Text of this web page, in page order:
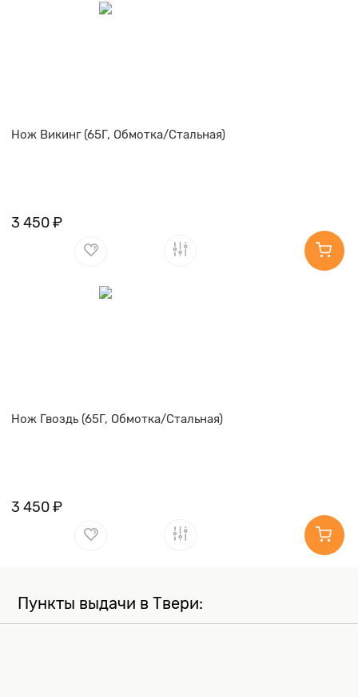
Нож Викинг (65Г, Обмотка/Стальная)
3 450 ₽
Нож Гвоздь (65Г, Обмотка/Стальная)
3 450 ₽
Пункты выдачи в Твери: